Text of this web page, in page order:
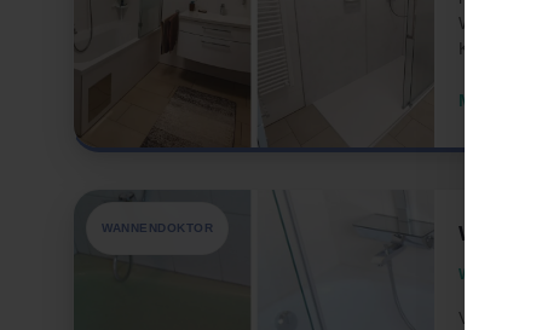
Kein
Mehr zum
WANNENDOKTOR
Wenige
Vergilbt,